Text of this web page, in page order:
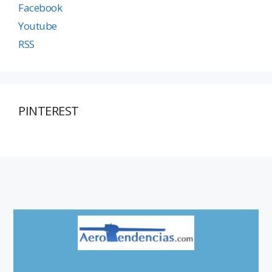
Facebook
Youtube
RSS
PINTEREST